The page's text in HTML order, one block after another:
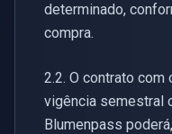
determinado,
compra.
2.2. O contrato
vigência semestral
Blumenpass